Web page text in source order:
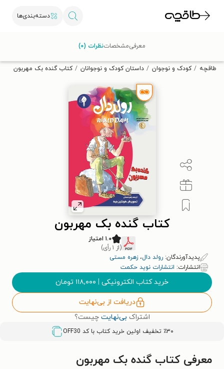
دسته‌بندی‌ها
تخفیف از طاقچه دریافت کن.
طاقچه کودک و نوجوان داستان کودک و نوجوانان کتاب گنده بک مهربون
کتاب گنده بک مهربون
۱.۰ امتیاز
(از ۱ رأی)
پدیدآورندگان: رولد دال، زهره مستی
انتشارات: انتشارات نوید حکمت
خرید کتاب الکترونیکی | ۱۱۸,۰۰۰ تومان
دریافت از بی‌نهایت
اشتراک بی‌نهایت چیست؟
٪۳۰ تخفیف اولین خرید کتاب با کد OFF30
معرفیمشخصاتنظرات (۰)
معرفی کتاب گنده بک مهربون